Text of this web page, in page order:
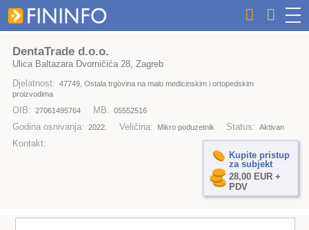
DentaTrade d.o.o.
Ulica Baltazara Dvorničića 28, Zagreb
Djelatnost: 47749, Ostala trgovina na malo medicinskim i ortopedskim
proizvodima
OIB: 27061495764 MB: 05552516
Godina osnivanja: 2022. Veličina: Mikro poduzetnik Status: Aktivan
Kontakt:
Kupite pristup
za subjekt
28,00 EUR +
PDV